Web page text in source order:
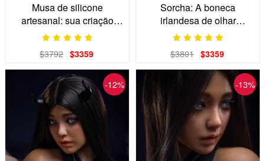
Musa de silicone
artesanal: sua criação
surpreendente
$3792 $3359
Sorcha: A boneca
irlandesa de olhar
sardento
$3801 $3359
-12% -13%